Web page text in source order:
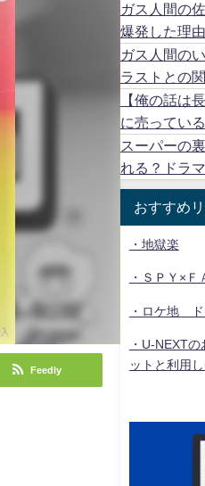
Feedly
ガス人間の
爆発した理
ガス人間の
ラストとの
【俺の話は
に売ってい
スーパーの
れる？ドラ
おすすめ
・地獄楽
・ＳＰＹ×Ｆ
・ロケ地
・U-NEXT
ットと利用